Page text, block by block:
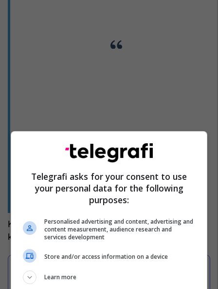
Koalicioni opozitar i qendrës së majtë "Serbia
kundër dhunës" (SPN) fitoi 23.38 për qind.
U thyen xhamat e dyerve dhe
Telegrafi asks for your consent to use
your personal data for the following
purposes:
Personalised advertising and content, advertising and
content measurement, audience research and
services development
Store and/or access information on a device
Learn more